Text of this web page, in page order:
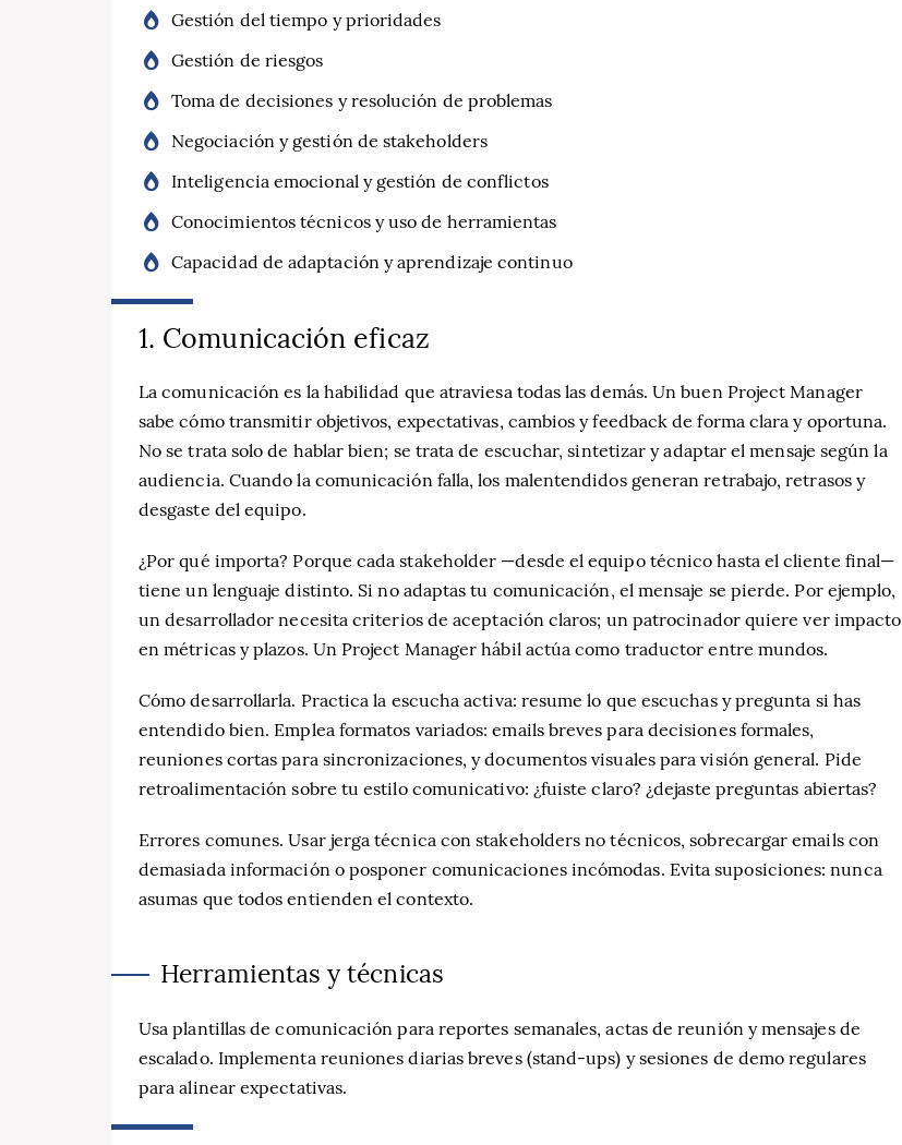
Gestión del tiempo y prioridades
Gestión de riesgos
Toma de decisiones y resolución de problemas
Negociación y gestión de stakeholders
Inteligencia emocional y gestión de conflictos
Conocimientos técnicos y uso de herramientas
Capacidad de adaptación y aprendizaje continuo
1. Comunicación eficaz
La comunicación es la habilidad que atraviesa todas las demás. Un buen Project Manager
sabe cómo transmitir objetivos, expectativas, cambios y feedback de forma clara y oportuna.
No se trata solo de hablar bien; se trata de escuchar, sintetizar y adaptar el mensaje según la
audiencia. Cuando la comunicación falla, los malentendidos generan retrabajo, retrasos y
desgaste del equipo.
¿Por qué importa? Porque cada stakeholder —desde el equipo técnico hasta el cliente final—
tiene un lenguaje distinto. Si no adaptas tu comunicación, el mensaje se pierde. Por ejemplo,
un desarrollador necesita criterios de aceptación claros; un patrocinador quiere ver impacto
en métricas y plazos. Un Project Manager hábil actúa como traductor entre mundos.
Cómo desarrollarla. Practica la escucha activa: resume lo que escuchas y pregunta si has
entendido bien. Emplea formatos variados: emails breves para decisiones formales,
reuniones cortas para sincronizaciones, y documentos visuales para visión general. Pide
retroalimentación sobre tu estilo comunicativo: ¿fuiste claro? ¿dejaste preguntas abiertas?
Errores comunes. Usar jerga técnica con stakeholders no técnicos, sobrecargar emails con
demasiada información o posponer comunicaciones incómodas. Evita suposiciones: nunca
asumas que todos entienden el contexto.
Herramientas y técnicas
Usa plantillas de comunicación para reportes semanales, actas de reunión y mensajes de
escalado. Implementa reuniones diarias breves (stand-ups) y sesiones de demo regulares
para alinear expectativas.